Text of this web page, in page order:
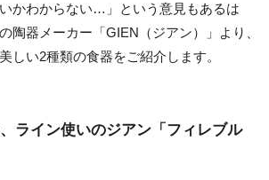
かわからない…」という意見もあるは
陶器メーカー「GIEN（ジアン）」より、
しい2種類の食器をご紹介します。
ライン使いのジアン「フィレブル